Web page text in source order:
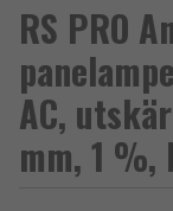
RS PRO
AC,
mm, 1